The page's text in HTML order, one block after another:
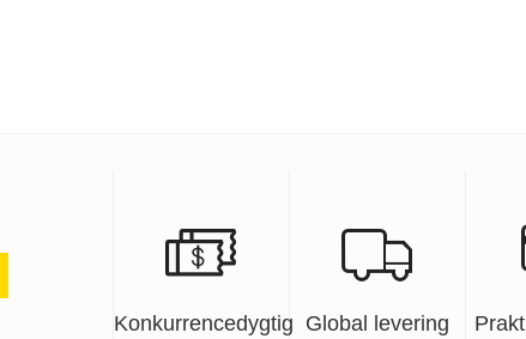
Konkurrencedygtig Global levering